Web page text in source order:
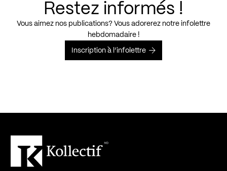
Restez informés !
Vous aimez nos publications? Vous adorerez notre infolettre
hebdomadaire !
Inscription à l’infolettre